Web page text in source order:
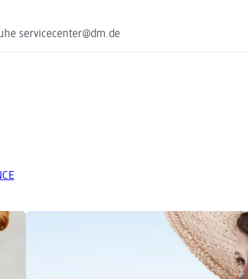
servicecenter@dm.de